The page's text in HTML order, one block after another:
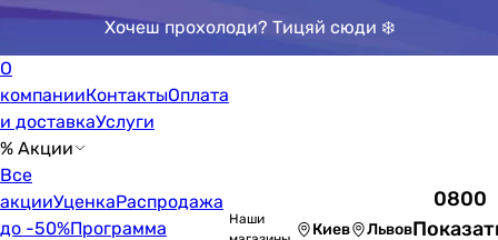
Хочеш прохолоди? Тицяй сюди ❄️
О
компанииКонтактыОплата
и доставкаУслуги
% Акции
Все
акцииУценкаРаспродажа
до -50%Программа
Наши
Киев Львов
0800